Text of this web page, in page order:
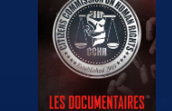
REGARDER